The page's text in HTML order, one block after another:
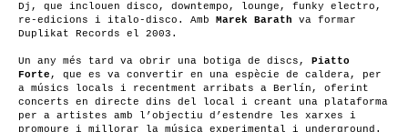
Dj, que inclouen disco, downtempo, lounge, funky electro,
re-edicions i italo-disco. Amb Marek Barath va formar
Duplikat Records el 2003.
Un any més tard va obrir una botiga de discs, Piatto
Forte , que es va convertir en una espècie de caldera, per
a músics locals i recentment arribats a Berlín, oferint
concerts en directe dins del local i creant una plataforma
per a artistes amb l’objectiu d’estendre les xarxes i
promoure i millorar la música experimental i underground.